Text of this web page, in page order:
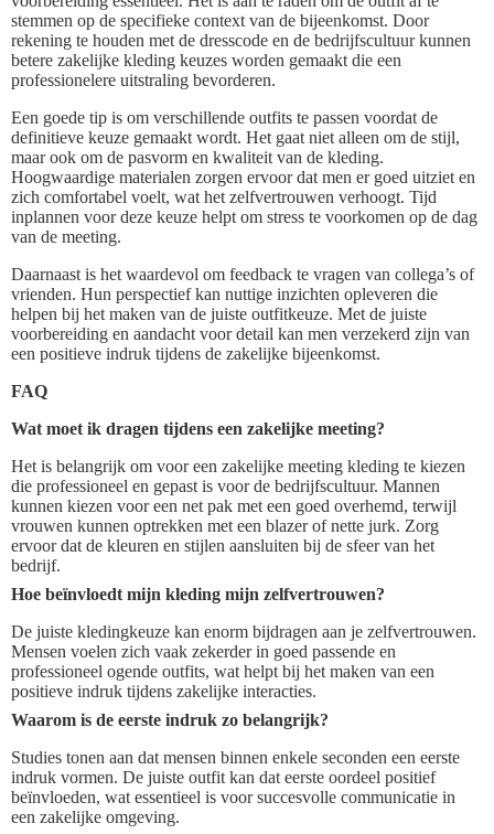
stemmen op de specifieke context van de bijeenkomst. Door
rekening te houden met de dresscode en de bedrijfscultuur kunnen
betere zakelijke kleding keuzes worden gemaakt die een
professionelere uitstraling bevorderen.
Een goede tip is om verschillende outfits te passen voordat de
definitieve keuze gemaakt wordt. Het gaat niet alleen om de stijl,
maar ook om de pasvorm en kwaliteit van de kleding.
Hoogwaardige materialen zorgen ervoor dat men er goed uitziet en
zich comfortabel voelt, wat het zelfvertrouwen verhoogt. Tijd
inplannen voor deze keuze helpt om stress te voorkomen op de dag
van de meeting.
Daarnaast is het waardevol om feedback te vragen van collega’s of
vrienden. Hun perspectief kan nuttige inzichten opleveren die
helpen bij het maken van de juiste outfitkeuze. Met de juiste
voorbereiding en aandacht voor detail kan men verzekerd zijn van
een positieve indruk tijdens de zakelijke bijeenkomst.
FAQ
Wat moet ik dragen tijdens een zakelijke meeting?
Het is belangrijk om voor een zakelijke meeting kleding te kiezen
die professioneel en gepast is voor de bedrijfscultuur. Mannen
kunnen kiezen voor een net pak met een goed overhemd, terwijl
vrouwen kunnen optrekken met een blazer of nette jurk. Zorg
ervoor dat de kleuren en stijlen aansluiten bij de sfeer van het
bedrijf.
Hoe beïnvloedt mijn kleding mijn zelfvertrouwen?
De juiste kledingkeuze kan enorm bijdragen aan je zelfvertrouwen.
Mensen voelen zich vaak zekerder in goed passende en
professioneel ogende outfits, wat helpt bij het maken van een
positieve indruk tijdens zakelijke interacties.
Waarom is de eerste indruk zo belangrijk?
Studies tonen aan dat mensen binnen enkele seconden een eerste
indruk vormen. De juiste outfit kan dat eerste oordeel positief
beïnvloeden, wat essentieel is voor succesvolle communicatie in
een zakelijke omgeving.